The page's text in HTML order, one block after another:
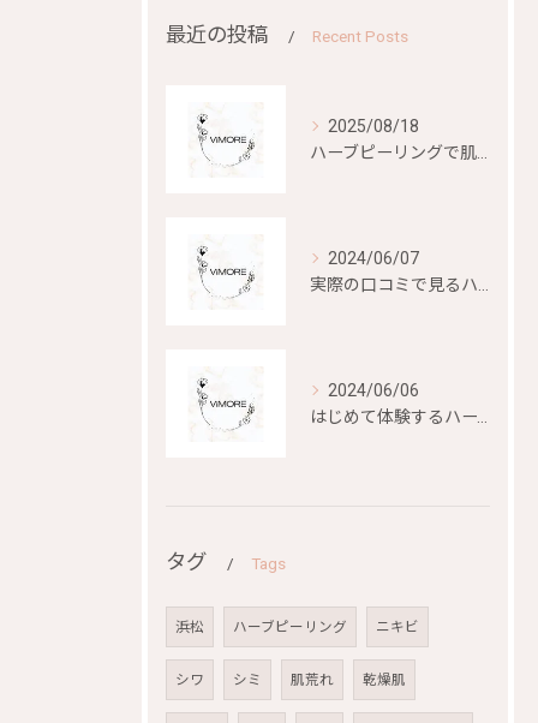
最近の投稿 Recent Posts
2025/08/18
2024/06/07
2024/06/06
タグ Tags
浜松 ハーブピーリング ニキビ
シワ シミ 肌荒れ 乾燥肌